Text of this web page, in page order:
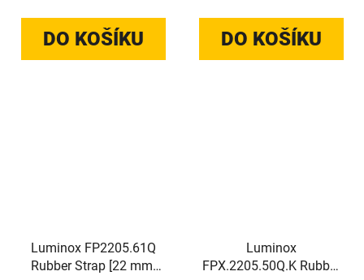
DO KOŠÍKU DO KOŠÍKU
Luminox FP2205.61Q
Rubber Strap [22 mm]
Luminox
FPX.2205.50Q.K Rubber